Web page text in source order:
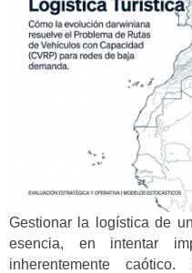
Gestionar la logística de
esencia, en intentar
inherentemente